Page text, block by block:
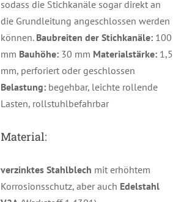
sodass die Stichkanäle sogar direkt an
die Grundleitung angeschlossen werden
können. Baubreiten der Stichkanäle:100
mm Bauhöhe:30 mm Materialstärke:1,5
mm, perforiert oder geschlossen
Belastung: begehbar, leichte rollende
Lasten, rollstuhlbefahrbar
Material:
verzinktes Stahlblech mit erhöhtem
Korrosionsschutz, aber auch Edelstahl